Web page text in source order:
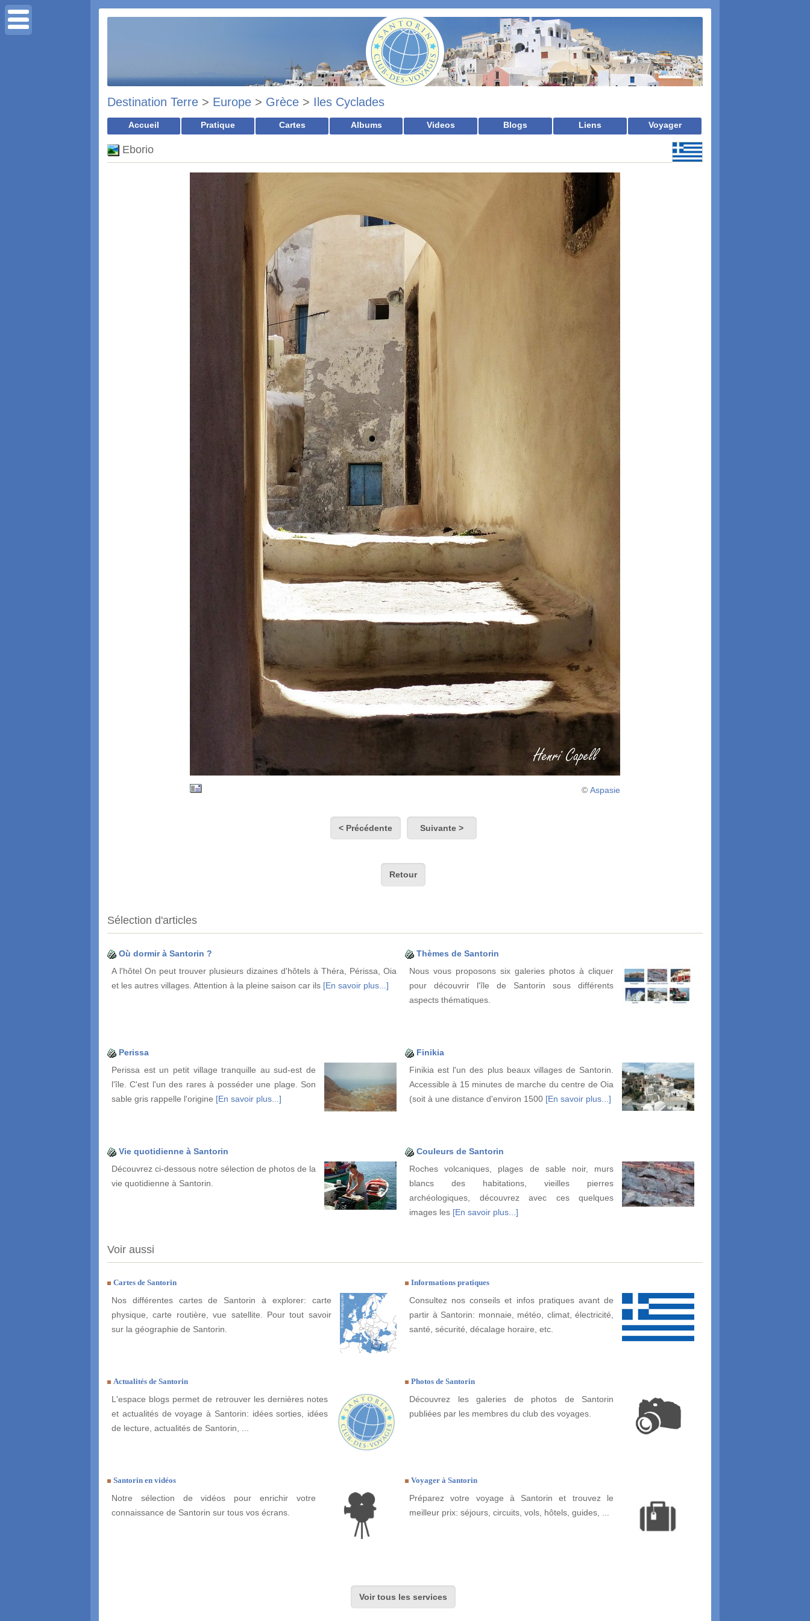
Destination Terre > Europe > Grèce > Iles Cyclades
Accueil Pratique Cartes Albums Videos Blogs Liens Voyager
Eborio
© Aspasie
< Précédente Suivante >
Retour
Sélection d'articles
Où dormir à Santorin ?
A l'hôtel On peut trouver plusieurs dizaines d'hôtels à Théra, Périssa, Oia
et les autres villages. Attention à la pleine saison car ils [En savoir plus...]
Thèmes de Santorin
Nous vous proposons six galeries photos à cliquer
pour découvrir l'île de Santorin sous différents
aspects thématiques.
Perissa
Perissa est un petit village tranquille au sud-est de
l'île. C'est l'un des rares à posséder une plage. Son
sable gris rappelle l'origine [En savoir plus...]
Finikia
Finikia est l'un des plus beaux villages de Santorin.
Accessible à 15 minutes de marche du centre de Oia
(soit à une distance d'environ 1500 [En savoir plus...]
Vie quotidienne à Santorin
Découvrez ci-dessous notre sélection de photos de la
vie quotidienne à Santorin.
Couleurs de Santorin
Roches volcaniques, plages de sable noir, murs
blancs des habitations, vieilles pierres
archéologiques, découvrez avec ces quelques
images les [En savoir plus...]
Voir aussi
Cartes de Santorin
Nos différentes cartes de Santorin à explorer: carte
physique, carte routière, vue satellite. Pour tout savoir
sur la géographie de Santorin.
Informations pratiques
Consultez nos conseils et infos pratiques avant de
partir à Santorin: monnaie, météo, climat, électricité,
santé, sécurité, décalage horaire, etc.
Actualités de Santorin
L'espace blogs permet de retrouver les dernières notes
et actualités de voyage à Santorin: idées sorties, idées
de lecture, actualités de Santorin, ...
Photos de Santorin
Découvrez les galeries de photos de Santorin
publiées par les membres du club des voyages.
Santorin en vidéos
Notre sélection de vidéos pour enrichir votre
connaissance de Santorin sur tous vos écrans.
Voyager à Santorin
Préparez votre voyage à Santorin et trouvez le
meilleur prix: séjours, circuits, vols, hôtels, guides, ...
Voir tous les services